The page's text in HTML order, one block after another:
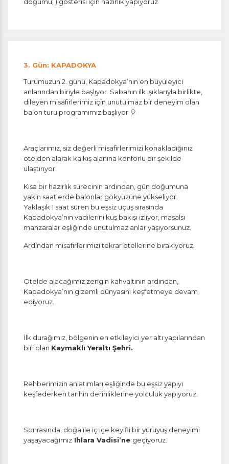
Çerez tercihlerinizi
belirleyin.
Daha fazla bilgi için KVKK bilgilendirmemizi, çerez kullanım
vegizlilik koşullarını inceleyebilirsiniz.
Oturum yönetimi, güvenlik ve temel site işlevleri için
gereklidir. Bu çerezler olmadan site düzgün çalışmaz
ve devre dışı bırakılamaz.
İstatistik Çerezleri
Ziyaretçilerin siteyi nasıl kullandığını anonim olarak
Size ve ilgi alanlarınıza uygun reklamlar göstermek
Tercihleri Kaydet
3. Gün: KAPADOKYA
Turumuzun 2. günü, Kapadokya’nın en büyüleyici
anlarından biriyle başlıyor. Sabahın ilk ışıklarıyla birlikte,
dileyen misafirlerimiz için unutulmaz bir deneyim olan
balon turu programımız başlıyor 🎈
Araçlarımız, siz değerli misafirlerimizi konakladığınız
otelden alarak kalkış alanına konforlu bir şekilde
ulaştırıyor.
Kısa bir hazırlık sürecinin ardından, gün doğumuna
yakın saatlerde balonlar gökyüzüne yükseliyor.
Yaklaşık 1 saat süren bu eşsiz uçuş sırasında
Kapadokya’nın vadilerini kuş bakışı izliyor, masalsı
manzaralar eşliğinde unutulmaz anlar yaşıyorsunuz.
Ardından misafirlerimizi tekrar otellerine bırakıyoruz.
Otelde alacağımız zengin kahvaltının ardından,
Kapadokya’nın gizemli dünyasını keşfetmeye devam
ediyoruz.
İlk durağımız, bölgenin en etkileyici yer altı yapılarından
biri olan Kaymaklı Yeraltı Şehri.
Rehberimizin anlatımları eşliğinde bu eşsiz yapıyı
keşfederken tarihin derinliklerine yolculuk yapıyoruz.
Sonrasında, doğa ile iç içe keyifli bir yürüyüş deneyimi
yaşayacağımız Ihlara Vadisi’ne geçiyoruz.